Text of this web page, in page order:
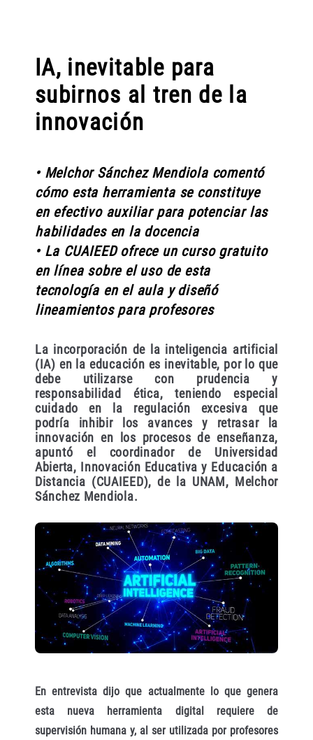
IA, inevitable para
subirnos al tren de la
innovación
• Melchor Sánchez Mendiola comentó
cómo esta herramienta se constituye
en efectivo auxiliar para potenciar las
habilidades en la docencia
• La CUAIEED ofrece un curso gratuito
en línea sobre el uso de esta
tecnología en el aula y diseñó
lineamientos para profesores
La incorporación de la inteligencia artificial
(IA) en la educación es inevitable, por lo que
debe utilizarse con prudencia y
responsabilidad ética, teniendo especial
cuidado en la regulación excesiva que
podría inhibir los avances y retrasar la
innovación en los procesos de enseñanza,
apuntó el coordinador de Universidad
Abierta, Innovación Educativa y Educación a
Distancia (CUAIEED), de la UNAM, Melchor
Sánchez Mendiola.
En entrevista dijo que actualmente lo que genera
esta nueva herramienta digital requiere de
supervisión humana y, al ser utilizada por profesores